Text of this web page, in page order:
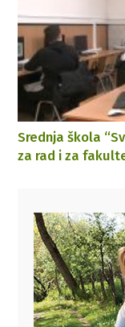
Srednja škola
za rad i za